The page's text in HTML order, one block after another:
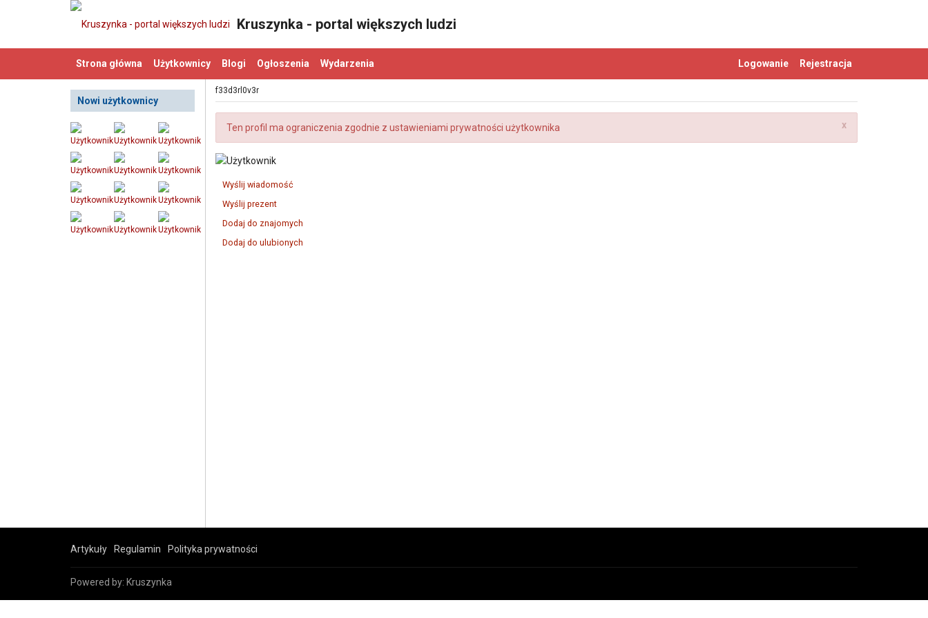
Kruszynka - portal większych ludzi
Rejestracja
Logowanie
Strona główna Użytkownicy Blogi Ogłoszenia Wydarzenia
Nowi użytkownicy
f33d3rl0v3r
x
Ten profil ma ograniczenia zgodnie z ustawieniami prywatności użytkownika
Wyślij wiadomość
Wyślij prezent
Dodaj do znajomych
Dodaj do ulubionych
Artykuły Regulamin Polityka prywatności
Powered by: Kruszynka